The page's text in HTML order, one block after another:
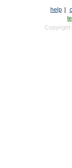
help
Copyright